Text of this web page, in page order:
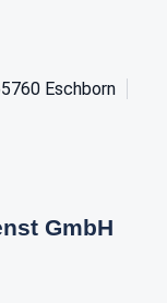
Eschborn
GmbH